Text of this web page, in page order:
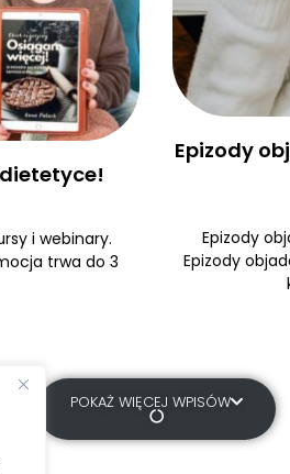
i webinary.
trwa do 3
Epizody
Epizody
Epizody
POKAŻ WIĘCEJ WPISÓW